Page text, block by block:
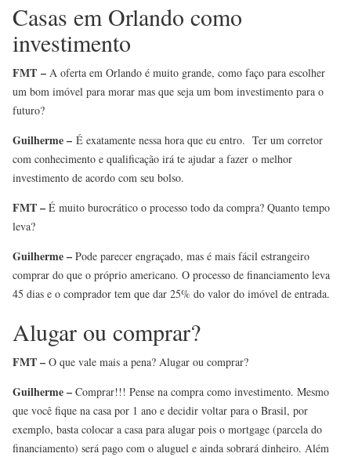
Casas em Orlando como
investimento
FMT – A oferta em Orlando é muito grande, como faço para escolher
um bom imóvel para morar mas que seja um bom investimento para o
futuro?
Guilherme – É exatamente nessa hora que eu entro. Ter um corretor
com conhecimento e qualificação irá te ajudar a fazer o melhor
investimento de acordo com seu bolso.
FMT – É muito burocrático o processo todo da compra? Quanto tempo
leva?
Guilherme – Pode parecer engraçado, mas é mais fácil estrangeiro
comprar do que o próprio americano. O processo de financiamento leva
45 dias e o comprador tem que dar 25% do valor do imóvel de entrada.
Alugar ou comprar?
FMT – O que vale mais a pena? Alugar ou comprar?
Guilherme – Comprar!!! Pense na compra como investimento. Mesmo
que você fique na casa por 1 ano e decidir voltar para o Brasil, por
exemplo, basta colocar a casa para alugar pois o mortgage (parcela do
financiamento) será pago com o aluguel e ainda sobrará dinheiro. Além